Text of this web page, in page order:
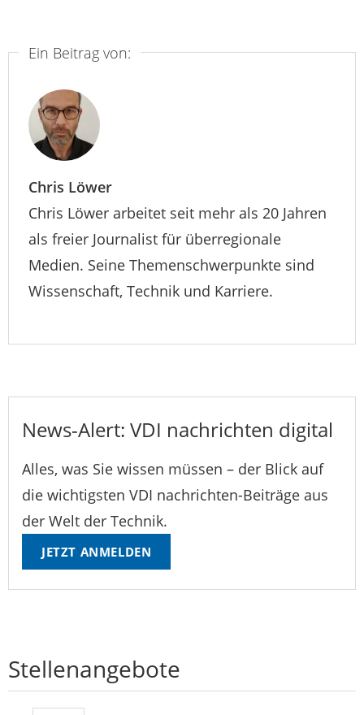
Ein Beitrag von:
Chris Löwer
Chris Löwer arbeitet seit mehr als 20 Jahren
als freier Journalist für überregionale
Medien. Seine Themenschwerpunkte sind
Wissenschaft, Technik und Karriere.
News-Alert: VDI nachrichten digital
Alles, was Sie wissen müssen – der Blick auf
die wichtigsten VDI nachrichten-Beiträge aus
der Welt der Technik.
JETZT ANMELDEN
Stellenangebote